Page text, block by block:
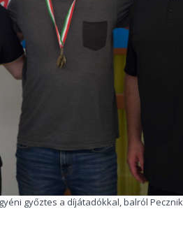
győztes a díjátadókkal, balról